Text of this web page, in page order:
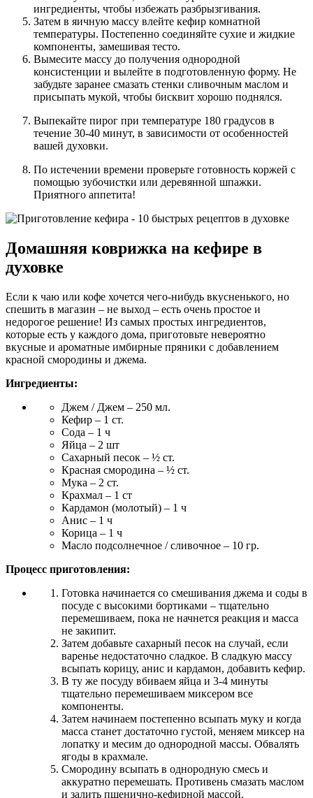
ингредиенты, чтобы избежать разбрызгивания.
Затем в яичную массу влейте кефир комнатной
температуры. Постепенно соединяйте сухие и жидкие
компоненты, замешивая тесто.
Вымесите массу до получения однородной
консистенции и вылейте в подготовленную форму. Не
забудьте заранее смазать стенки сливочным маслом и
присыпать мукой, чтобы бисквит хорошо поднялся.
Выпекайте пирог при температуре 180 градусов в
течение 30-40 минут, в зависимости от особенностей
вашей духовки.
По истечении времени проверьте готовность коржей с
помощью зубочистки или деревянной шпажки.
Приятного аппетита!
Домашняя коврижка на кефире в
духовке
Если к чаю или кофе хочется чего-нибудь вкусненького, но
спешить в магазин – не выход – есть очень простое и
недорогое решение! Из самых простых ингредиентов,
которые есть у каждого дома, приготовьте невероятно
вкусные и ароматные имбирные пряники с добавлением
красной смородины и джема.
Ингредиенты:
Джем / Джем – 250 мл.
Кефир – 1 ст.
Сода – 1 ч
Яйца – 2 шт
Сахарный песок – ½ ст.
Красная смородина – ½ ст.
Мука – 2 ст.
Крахмал – 1 ст
Кардамон (молотый) – 1 ч
Анис – 1 ч
Корица – 1 ч
Масло подсолнечное / сливочное – 10 гр.
Процесс приготовления:
Готовка начинается со смешивания джема и соды в
посуде с высокими бортиками – тщательно
перемешиваем, пока не начнется реакция и масса
не закипит.
Затем добавьте сахарный песок на случай, если
варенье недостаточно сладкое. В сладкую массу
всыпать корицу, анис и кардамон, добавить кефир.
В ту же посуду вбиваем яйца и 3-4 минуты
тщательно перемешиваем миксером все
компоненты.
Затем начинаем постепенно всыпать муку и когда
масса станет достаточно густой, меняем миксер на
лопатку и месим до однородной массы. Обвалять
ягоды в крахмале.
Смородину всыпать в однородную смесь и
аккуратно перемешать. Противень смазать маслом
и залить пшенично-кефирной массой.